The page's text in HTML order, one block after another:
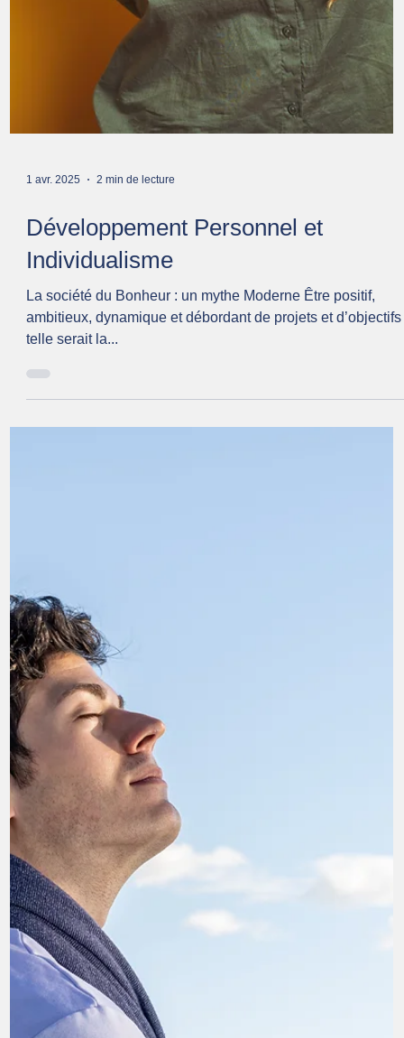
3 avr. 2025 2 min de lecture
Estime de soi : la clé est dans la
perception directe®
estime de soi ? C'est tout naturel de ressasser le passé, les